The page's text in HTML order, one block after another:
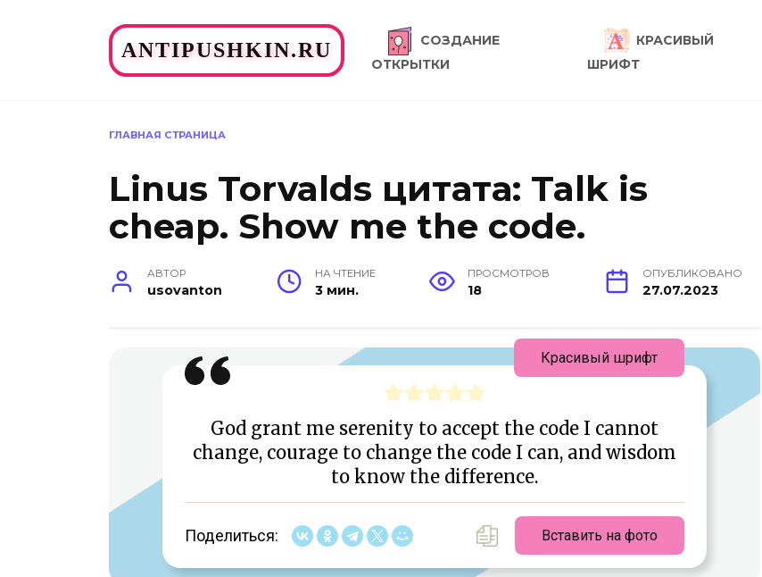
ANTIPUSHKIN.RU
СОЗДАНИЕ
ОТКРЫТКИ
КРАСИВЫЙ
ШРИФТ
ГЛАВНАЯ СТРАНИЦА
Linus Torvalds цитата: Talk is
cheap. Show me the code.
АВТОР
usovanton
НА ЧТЕНИЕ
3 мин.
ПРОСМОТРОВ
18
ОПУБЛИКОВАНО
27.07.2023
God grant me serenity to accept the code I cannot
change, courage to change the code I can, and wisdom
to know the difference.
Поделиться: Вставить на фото
Красивый шрифт